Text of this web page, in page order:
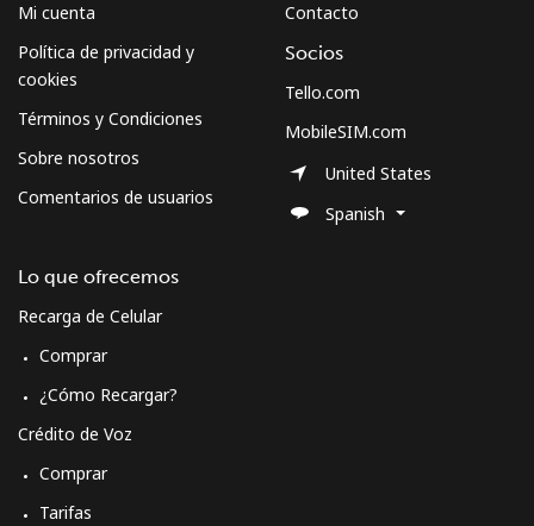
Mi cuenta
Política de privacidad y
cookies
Términos y Condiciones
Sobre nosotros
Comentarios de usuarios
Lo que ofrecemos
Recarga de Celular
Comprar
¿Cómo Recargar?
Crédito de Voz
Comprar
Tarifas
Contacto
Socios
Tello.com
MobileSIM.com
United States
Spanish